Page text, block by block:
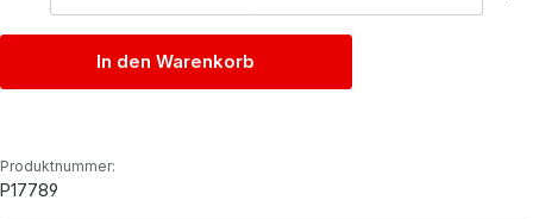
In den Warenkorb
Produktnummer:
P17789